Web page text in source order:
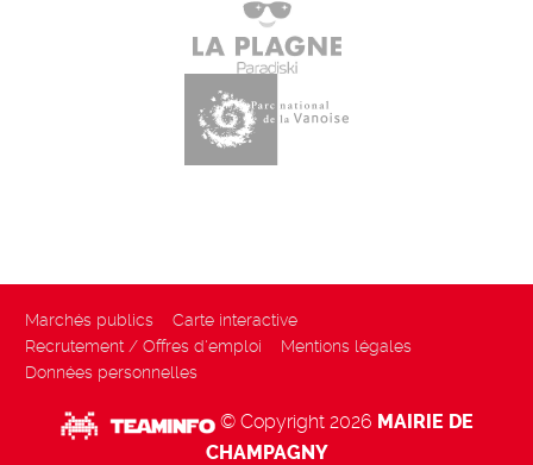
Marchés publics
Carte interactive
Recrutement / Offres d'emploi
Mentions légales
Données personnelles
© Copyright 2026 MAIRIE DE
CHAMPAGNY